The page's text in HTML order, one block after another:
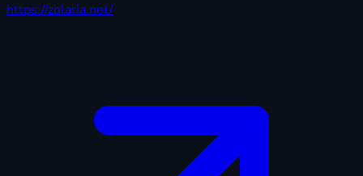
https://zolaria.net/